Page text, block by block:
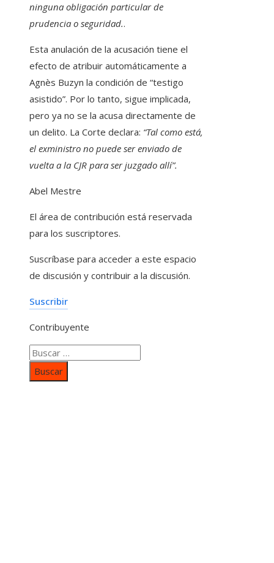
ninguna obligación particular de
prudencia o seguridad..
Esta anulación de la acusación tiene el
efecto de atribuir automáticamente a
Agnès Buzyn la condición de “testigo
asistido”. Por lo tanto, sigue implicada,
pero ya no se la acusa directamente de
un delito. La Corte declara: “Tal como está,
el exministro no puede ser enviado de
vuelta a la CJR para ser juzgado allí”.
Abel Mestre
El área de contribución está reservada
para los suscriptores.
Suscríbase para acceder a este espacio
de discusión y contribuir a la discusión.
Suscribir
Contribuyente
Buscar: